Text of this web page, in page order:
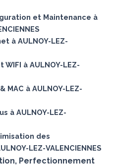
et Maintenance à
à AULNOY-LEZ-
à AULNOY-LEZ-
MAC à AULNOY-LEZ-
à AULNOY-LEZ-
des
LEZ-VALENCIENNES
Perfectionnement